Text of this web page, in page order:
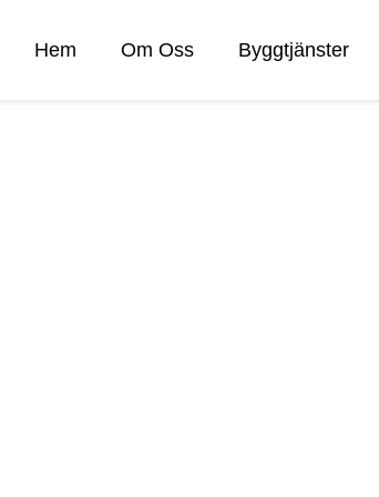
Hem Om Oss Byggtjänster